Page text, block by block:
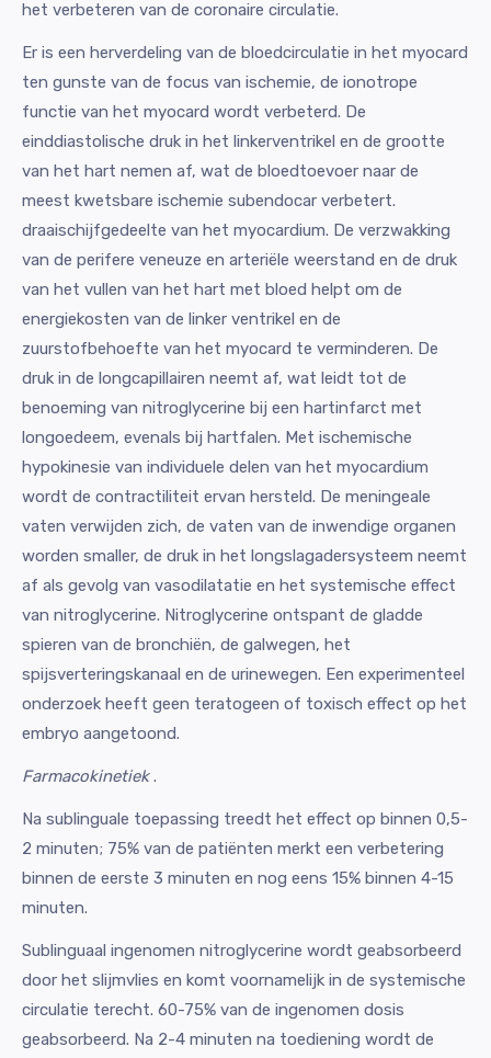
het verbeteren van de coronaire circulatie.
Er is een herverdeling van de bloedcirculatie in het myocard
ten gunste van de focus van ischemie, de ionotrope
functie van het myocard wordt verbeterd. De
einddiastolische druk in het linkerventrikel en de grootte
van het hart nemen af, wat de bloedtoevoer naar de
meest kwetsbare ischemie subendocar verbetert.
draaischijfgedeelte van het myocardium. De verzwakking
van de perifere veneuze en arteriële weerstand en de druk
van het vullen van het hart met bloed helpt om de
energiekosten van de linker ventrikel en de
zuurstofbehoefte van het myocard te verminderen. De
druk in de longcapillairen neemt af, wat leidt tot de
benoeming van nitroglycerine bij een hartinfarct met
longoedeem, evenals bij hartfalen. Met ischemische
hypokinesie van individuele delen van het myocardium
wordt de contractiliteit ervan hersteld. De meningeale
vaten verwijden zich, de vaten van de inwendige organen
worden smaller, de druk in het longslagadersysteem neemt
af als gevolg van vasodilatatie en het systemische effect
van nitroglycerine. Nitroglycerine ontspant de gladde
spieren van de bronchiën, de galwegen, het
spijsverteringskanaal en de urinewegen. Een experimenteel
onderzoek heeft geen teratogeen of toxisch effect op het
embryo aangetoond.
Farmacokinetiek.
Na sublinguale toepassing treedt het effect op binnen 0,5-
2 minuten; 75% van de patiënten merkt een verbetering
binnen de eerste 3 minuten en nog eens 15% binnen 4-15
minuten.
Sublinguaal ingenomen nitroglycerine wordt geabsorbeerd
door het slijmvlies en komt voornamelijk in de systemische
circulatie terecht. 60-75% van de ingenomen dosis
geabsorbeerd. Na 2-4 minuten na toediening wordt de